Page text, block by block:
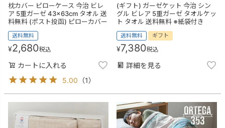
枕カバー ピローケース 今治 ビレ
ア 5重ガーゼ 43×63cm タオル 送
料無料 (ポスト投函) ピローカバー
送料無料
¥2,680税込
カートに入れる
5.00 （1）
(ギフト) ガーゼケット 今治 シン
グル ビレア 5重ガーゼ タオルケッ
ト タオル 送料無料 ※紙袋付き
送料無料 ギフト
¥7,380税込
詳細を見る